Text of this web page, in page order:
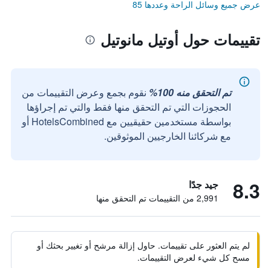
عرض جميع وسائل الراحة وعددها 85
تقييمات حول أوتيل مانوتيل
تم التحقق منه 100%
نقوم بجمع وعرض التقييمات من
الحجوزات التي تم التحقق منها فقط والتي تم إجراؤها
بواسطة مستخدمين حقيقيين مع HotelsCombined أو
مع شركائنا الخارجيين الموثوقين.
8.3 جيد جدًا
2,991 من التقييمات تم التحقق منها
لم يتم العثور على تقييمات. حاول إزالة مرشح أو تغيير بحثك أو
مسح كل شيء لعرض التقييمات.